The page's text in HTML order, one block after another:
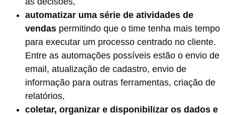
automatizar uma série de atividades de
vendas permitindo que o time tenha mais tempo
para executar um processo centrado no cliente.
Entre as automações possíveis estão o envio de
email, atualização de cadastro, envio de
informação para outras ferramentas, criação de
relatórios,
coletar, organizar e disponibilizar os dados e